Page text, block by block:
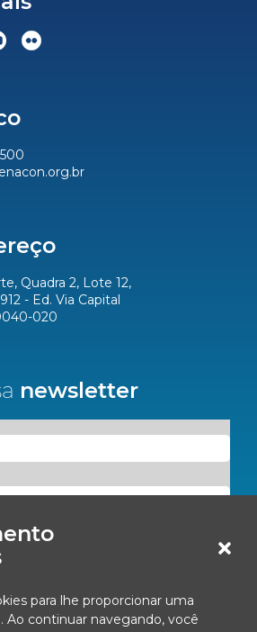
para lhe proporcionar uma
Ao continuar navegando, você
Quadra 2, Lote 12,
- Ed. Via Capital
020
newsletter
comunicações da Fenacon.
com nossa Política de Privacidade